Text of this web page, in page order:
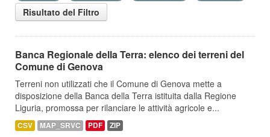
Risultato del Filtro
Banca Regionale della Terra: elenco dei terreni del
Comune di Genova
Terreni non utilizzati che il Comune di Genova mette a
disposizione della Banca della Terra istituita dalla Regione
Liguria, promossa per rilanciare le attività agricole e...
CSV MAP_SRVC PDF ZIP